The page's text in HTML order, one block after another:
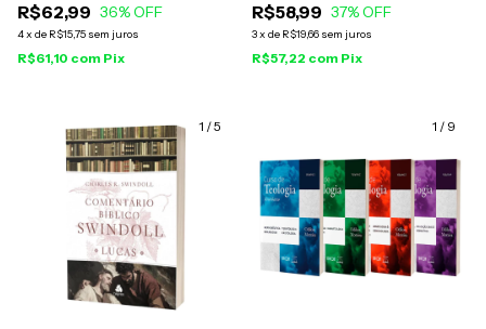
R$62,99 36% OFF
4x de R$15,75 sem juros
R$61,10 com Pix
R$58,99 37% OFF
3x de R$19,66 sem juros
R$57,22 com Pix
1 /5 1 / 9